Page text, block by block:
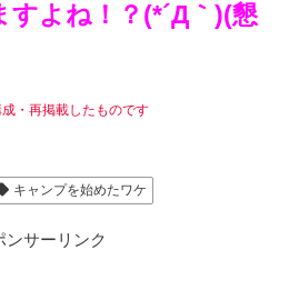
すよね！？(*´Д｀)(懇
・再掲載したものです
キャンプを始めたワケ
ンサーリンク